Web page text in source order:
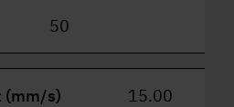
50
(mm/s) 15.00